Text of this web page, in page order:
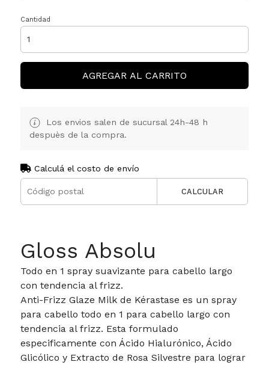
Cantidad
AGREGAR AL CARRITO
Los envios salen de sucursal 24h-48 h
despuès de la compra.
Calculá el costo de envío
CALCULAR
Gloss Absolu
Todo en 1 spray suavizante para cabello largo
con tendencia al frizz.
Anti-Frizz Glaze Milk de Kérastase es un spray
para cabello todo en 1 para cabello largo con
tendencia al frizz. Esta formulado
especificamente con Ácido Hialurónico, Ácido
Glicólico y Extracto de Rosa Silvestre para lograr